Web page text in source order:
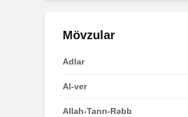
Mövzular
Adlar
Al-ver
Allah-Tanrı-Rəbb